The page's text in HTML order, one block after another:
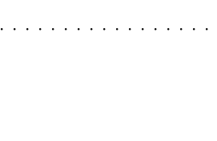
・・・・・・・・・・・・・・・